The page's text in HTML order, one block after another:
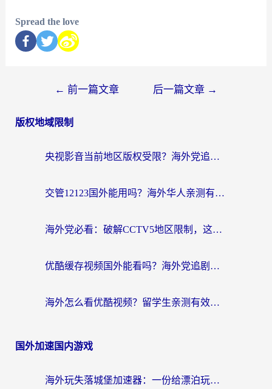
Spread the love
← 前一篇文章 后一篇文章 →
版权地域限制
央视影音当前地区版权受限？海外党追剧看片的终极解决方案来了
交管12123国外能用吗？海外华人亲测有效的回国加速器选择指南
海外党必看：破解CCTV5地区限制，这样看欧洲杯奥运直播才够爽！
优酷缓存视频国外能看吗？海外党追剧看片的终极解决方案来了
海外怎么看优酷视频？留学生亲测有效的回国加速器选择指南
国外加速国内游戏
海外玩失落城堡加速器：一份给漂泊玩家的网络自救指南